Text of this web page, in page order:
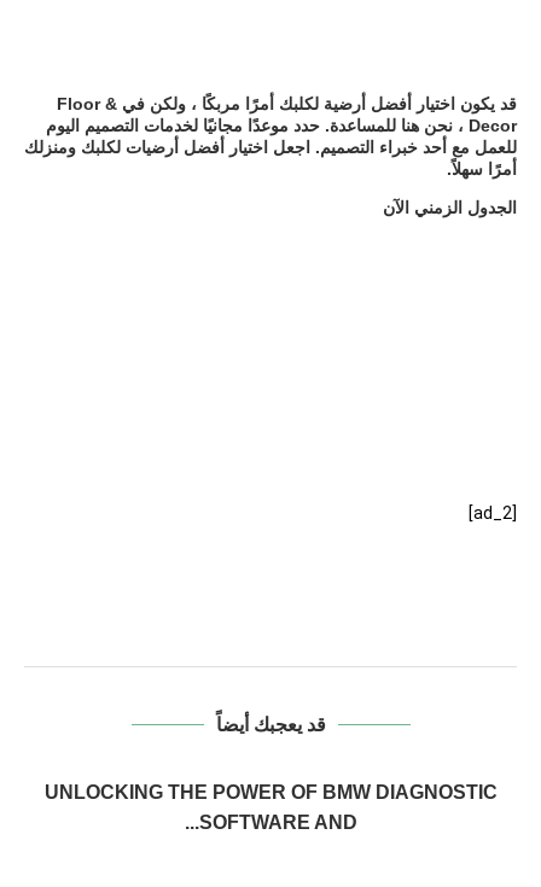
قد يكون اختيار أفضل أرضية لكلبك أمرًا مربكًا ، ولكن في Floor &
Decor ، نحن هنا للمساعدة. حدد موعدًا مجانيًا لخدمات التصميم اليوم
للعمل مع أحد خبراء التصميم. اجعل اختيار أفضل أرضيات لكلبك ومنزلك
أمرًا سهلاً.
الجدول الزمني الآن
[ad_2]
قد يعجبك أيضاً
UNLOCKING THE POWER OF BMW DIAGNOSTIC
SOFTWARE AND...